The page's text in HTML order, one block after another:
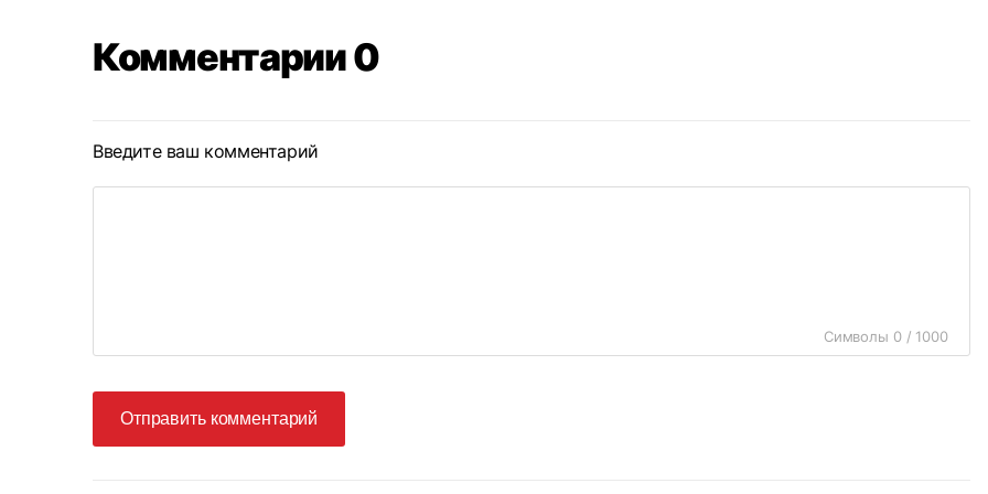
Комментарии 0
Введите ваш комментарий
Символы 0 / 1000
Отправить комментарий